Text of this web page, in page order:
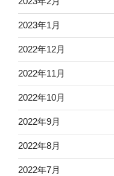
2023年1月
2022年12月
2022年11月
2022年10月
2022年9月
2022年8月
2022年7月